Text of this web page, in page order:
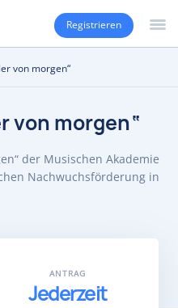
Registrieren
von morgen“
von morgen“
der Musischen Akademie
Nachwuchsförderung in
ANTRAG
Jederzeit